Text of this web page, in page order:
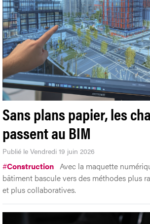
Sans plans papier, les
passent au BIM
Publié le Vendredi 19 juin 2026
bâtiment bascule vers des méthodes plus
En poursuivant votre navigation, vous acceptez
notre politique de confidentialité.
Accepter Refuser